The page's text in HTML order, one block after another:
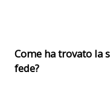
Come ha trovato la
fede?
ACN/Magdalena Wolnik)